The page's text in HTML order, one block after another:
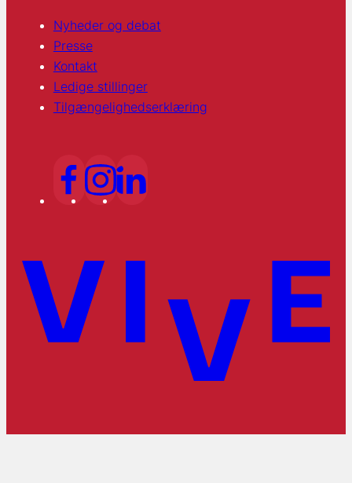
Nyheder og debat
Presse
Kontakt
Ledige stillinger
Tilgængelighedserklæring